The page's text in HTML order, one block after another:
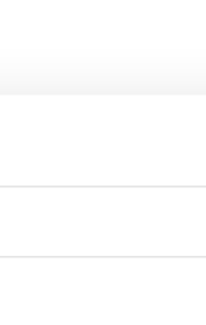
ontwikkeld
330 x 172 x 218